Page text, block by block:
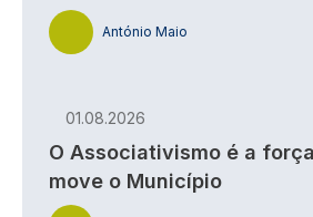
António Maio
01.08.2026
O Associativismo é a
move o Município